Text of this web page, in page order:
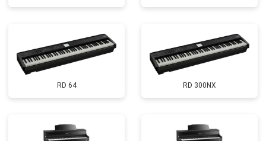
RD 64 RD 300NX